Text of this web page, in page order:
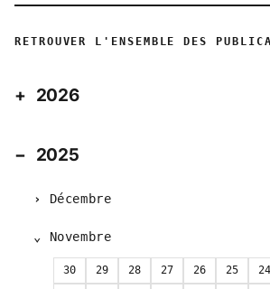
RETROUVER L'ENSEMBLE DES
2026
2025
Décembre
Novembre
30 29 28 27 26 25 24